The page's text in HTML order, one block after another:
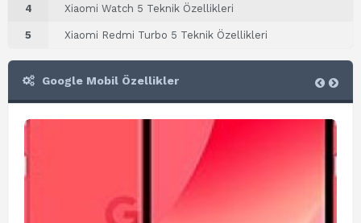
4 Xiaomi Watch 5 Teknik Özellikleri
5 Xiaomi Redmi Turbo 5 Teknik Özellikleri
Google Mobil Özellikler